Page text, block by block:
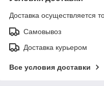
Доставка осуществляется
Самовывоз
Доставка курьером
Все условия доставки